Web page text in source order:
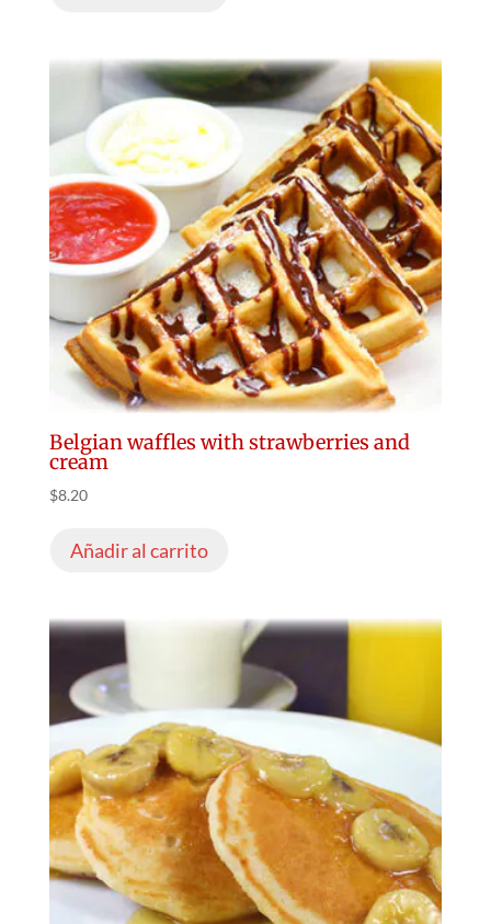
Belgian waffles with strawberries and
cream
$8.20
Añadir al carrito